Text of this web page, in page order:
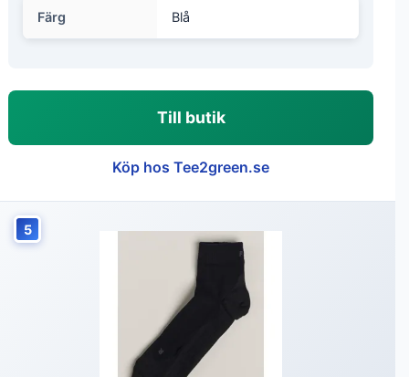
Färg Blå
Till butik
Köp hos Tee2green.se
5